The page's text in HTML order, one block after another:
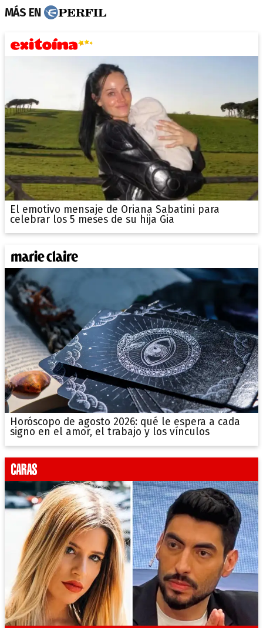
MÁS EN
El emotivo mensaje de Oriana Sabatini para
celebrar los 5 meses de su hija Gia
Horóscopo de agosto 2026: qué le espera a cada
signo en el amor, el trabajo y los vínculos